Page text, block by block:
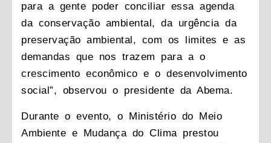
para a gente poder conciliar essa agenda
da conservação ambiental, da urgência da
preservação ambiental, com os limites e as
demandas que nos trazem para a o
crescimento econômico e o desenvolvimento
social”, observou o presidente da Abema.
Durante o evento, o Ministério do Meio
Ambiente e Mudança do Clima prestou